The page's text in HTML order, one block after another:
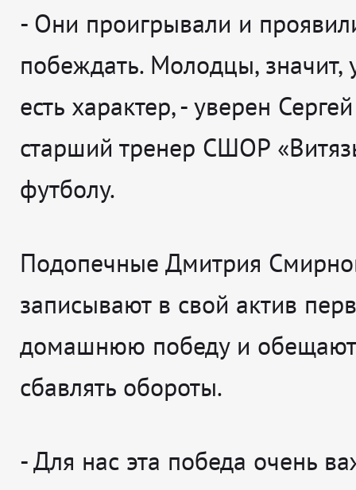
- Они проигрывали и
побеждать. Молодцы, значит,
есть характер, - уверен
старший тренер СШОР
футболу.
Подопечные Дмитрия
записывают в свой актив
домашнюю победу и
сбавлять обороты.
-Для нас эта победа очень